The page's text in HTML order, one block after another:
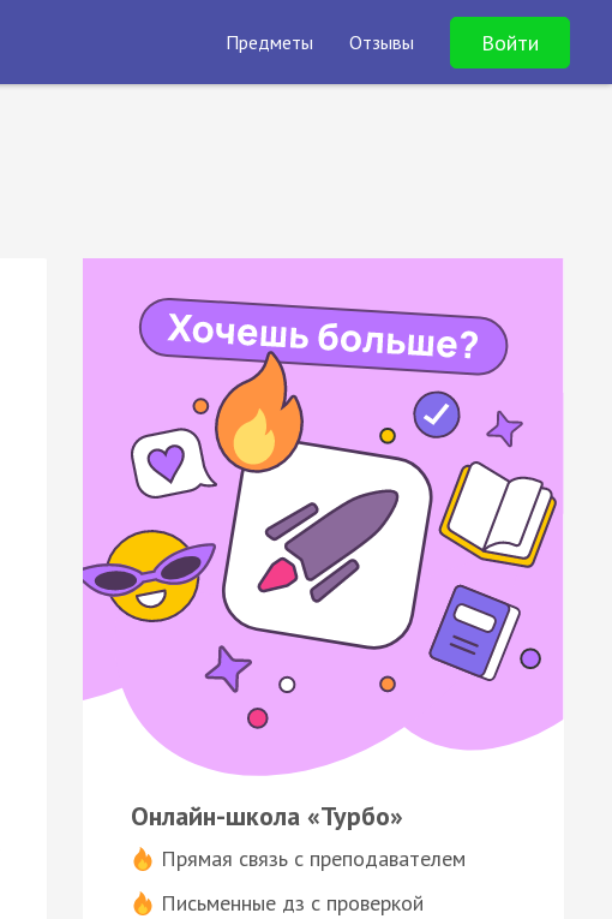
Предметы Отзывы Войти
Онлайн-школа «Турбо»
Прямая связь с преподавателем
Письменные дз с проверкой